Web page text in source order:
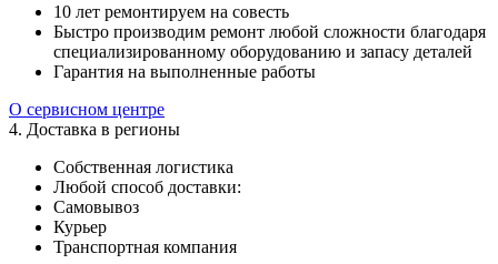
10 лет ремонтируем на совесть
Быстро производим ремонт любой сложности благодаря
специализированному оборудованию и запасу деталей
Гарантия на выполненные работы
О сервисном центре
4. Доставка в регионы
Собственная логистика
Любой способ доставки:
Самовывоз
Курьер
Транспортная компания